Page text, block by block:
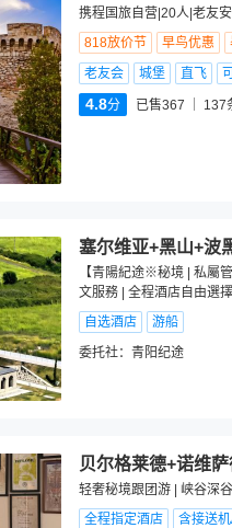
携程国旅自营|20人|老友
818放价节
早鸟优惠
老友会
城堡 直飞
4.8分 已售367 137
塞尔维亚+黑山+波
【青陽紀途※秘境 | 私屬
文服務 | 全程酒店自由選擇
自选酒店
游船
委托社： 青阳纪途
贝尔格莱德+诺维
轻奢秘境跟团游 | 峡谷深
全程指定酒店
含接送